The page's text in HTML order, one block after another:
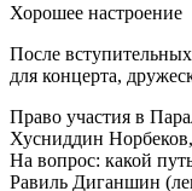
Хорошее настроение
После
для концерта,
Право участия в
Хусниддин
На вопрос: какой
Равиль Диганшин